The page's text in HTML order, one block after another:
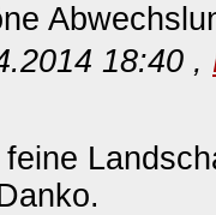
18:40 ,